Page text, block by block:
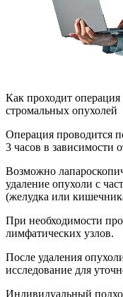
Как проходит
стромальных опухолей
Операция проводится
3 часов в зависимости
Возможно
удаление опухоли с
(желудка или
При необходимости
лимфатических узлов.
После удаления
исследование для
Индивидуальный